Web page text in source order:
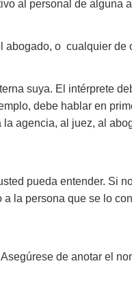
al personal de alguna
o cualquier
suya. El intérprete
debe hablar en
agencia, al juez, al
pueda entender. Si
la persona que se lo
de anotar el